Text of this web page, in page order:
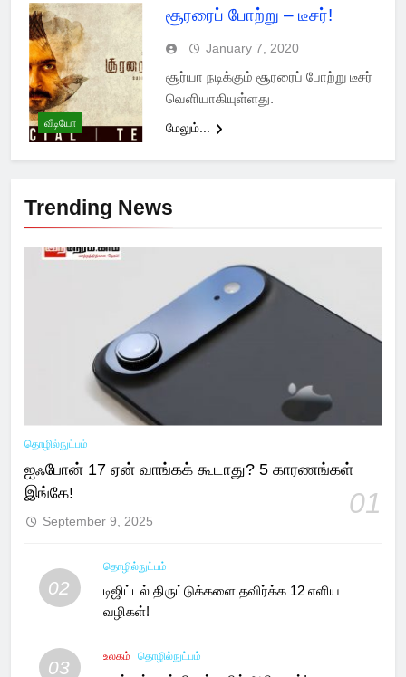
வீடியோ
சூரரைப் போற்று – டீசர்!
January 7, 2020
சூர்யா நடிக்கும் சூரரைப் போற்று டீசர்
வெளியாகியுள்ளது.
மேலும்...
Trending News
தொழில்நுட்பம்
ஐஃபோன் 17 ஏன் வாங்கக் கூடாது? 5 காரணங்கள்
இங்கே!
01
September 9, 2025
02
தொழில்நுட்பம்
டிஜிட்டல் திருட்டுக்களை தவிர்க்க 12 எளிய
வழிகள்!
03
உலகம் தொழில்நுட்பம்